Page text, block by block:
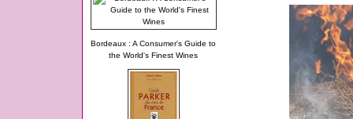
Bordeaux : A Consumer's Guide to
the World's Finest Wines